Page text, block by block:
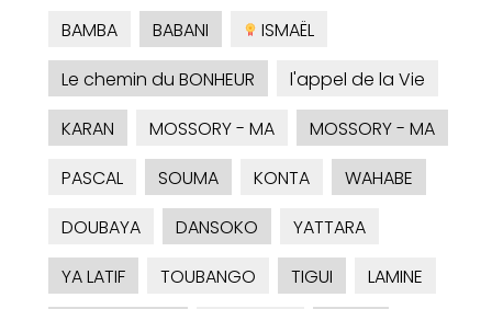
BAMBA
BABANI
ISMAËL
Le chemin du BONHEUR
l'appel de la Vie
KARAN
MOSSORY - MA
MOSSORY - MA
PASCAL
SOUMA KONTA
WAHABE
DOUBAYA
DANSOKO
YATTARA
YA LATIF
TOUBANGO TIGUI LAMINE